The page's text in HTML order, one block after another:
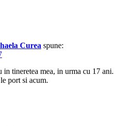
Curea spune:
in tineretea mea, in urma cu 17 ani.
port si acum.